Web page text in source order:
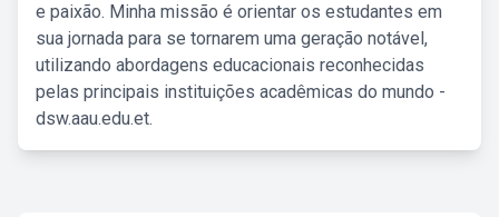
e paixão. Minha missão é orientar os estudantes em
sua jornada para se tornarem uma geração notável,
utilizando abordagens educacionais reconhecidas
pelas principais instituições acadêmicas do mundo -
dsw.aau.edu.et.